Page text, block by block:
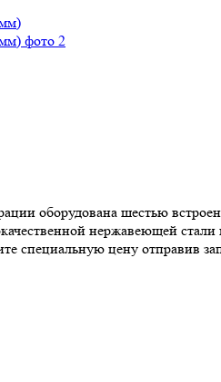
оборудована шестью
нержавеющей
специальную цену отправив